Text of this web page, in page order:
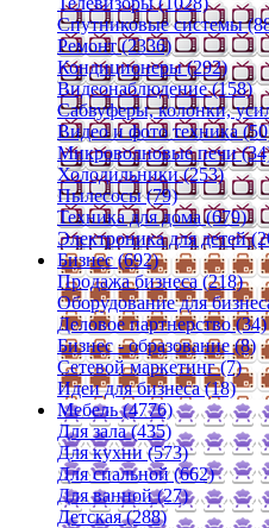
Спутниковые системы
Ремонт (2336)
Кондиционеры (292)
Видеонаблюдение (158)
Сабвуферы, колонки,
Видео и фото техника
Микроволновые печи
Холодильники (253)
Пылесосы (79)
Техника для дома (679)
Электроника для детей
Бизнес (692)
Продажа бизнеса (218)
Оборудование для
Деловое партнерство (34)
Бизнес - образование (8)
Сетевой маркетинг (7)
Идеи для бизнеса (18)
Мебель (4776)
Для зала (435)
Для кухни (573)
Для спальной (662)
Для ванной (27)
Детская (288)